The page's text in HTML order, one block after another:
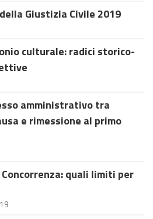
Giustizia Civile 2019
culturale: radici storico-
amministrativo tra
e rimessione al primo
quali limiti per